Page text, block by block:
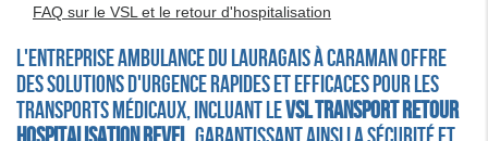
FAQ sur le VSL et le retour d'hospitalisation
L'entreprise AMBULANCE DU LAURAGAIS à Caraman offre
des solutions d'urgence rapides et efficaces pour les
transports médicaux, incluant leVSL transport retour
hospitalisation Revel, garantissant ainsi la sécurité et